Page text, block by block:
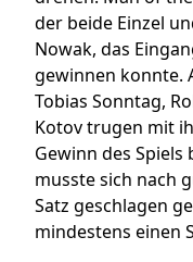
der beide Einzel
Nowak, das
gewinnen konnte.
Tobias Sonntag,
Kotov trugen mit
Gewinn des
musste sich nach
Satz geschlagen
mindestens einen